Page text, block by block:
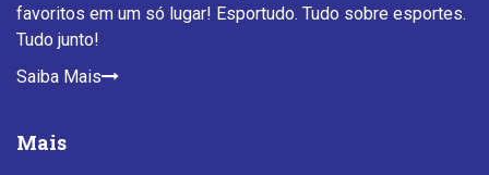
favoritos em um só lugar! Esportudo. Tudo sobre esportes.
Tudo junto!
Saiba Mais
Mais